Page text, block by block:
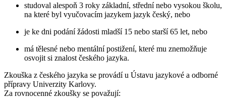
studoval alespoň 3 roky základní, střední nebo vysokou školu,
na které byl vyučovacím jazykem jazyk český, nebo
je ke dni podání žádosti mladší 15 nebo starší 65 let, nebo
má tělesné nebo mentální postižení, které mu znemožňuje
osvojit si znalost českého jazyka.
Zkouška z českého jazyka se provádí u Ústavu jazykové a odborné
přípravy Univerzity Karlovy.
Za rovnocenné zkoušky se považují: